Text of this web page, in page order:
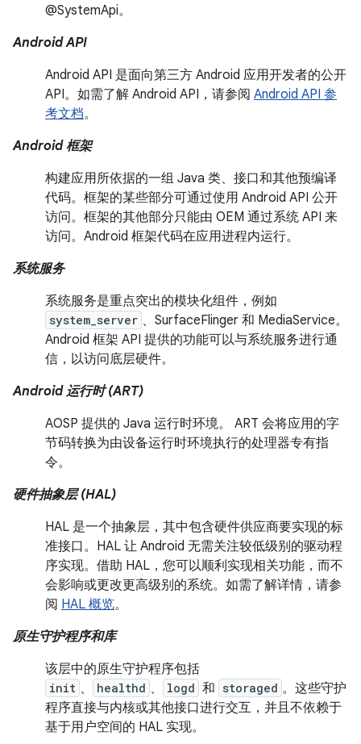
@SystemApi。
Android API
Android API 是面向第三方 Android 应用开发者的公开
API。如需了解 Android API，请参阅 Android API 参
考文档。
Android 框架
构建应用所依据的一组 Java 类、接口和其他预编译
代码。框架的某些部分可通过使用 Android API 公开
访问。框架的其他部分只能由 OEM 通过系统 API 来
访问。Android 框架代码在应用进程内运行。
系统服务
系统服务是重点突出的模块化组件，例如
system_server 、SurfaceFlinger 和 MediaService。
Android 框架 API 提供的功能可以与系统服务进行通
信，以访问底层硬件。
Android 运行时 (ART)
AOSP 提供的 Java 运行时环境。 ART 会将应用的字
节码转换为由设备运行时环境执行的处理器专有指
令。
硬件抽象层 (HAL)
HAL 是一个抽象层，其中包含硬件供应商要实现的标
准接口。HAL 让 Android 无需关注较低级别的驱动程
序实现。借助 HAL，您可以顺利实现相关功能，而不
会影响或更改更高级别的系统。如需了解详情，请参
阅 HAL 概览。
原生守护程序和库
该层中的原生守护程序包括
init 、 healthd 、 logd 和 storaged 。这些守护
程序直接与内核或其他接口进行交互，并且不依赖于
基于用户空间的 HAL 实现。